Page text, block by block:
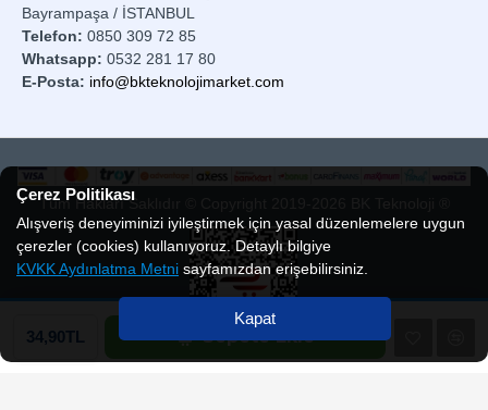
Sepete Ekle
Bayrampaşa / İSTANBUL
Telefon: 0850 309 72 85
Whatsapp: 0532 281 17 80
E-Posta: info@bkteknolojimarket.com
Tüm Hakları Saklıdır © Copyright 2019-2026 BK Teknoloji ®
Kapat
Çerez Politikası
Alışveriş deneyiminizi iyileştirmek için yasal düzenlemelere uygun
çerezler (cookies) kullanıyoruz. Detaylı bilgiye
KVKK Aydınlatma Metni sayfamızdan erişebilirsiniz.